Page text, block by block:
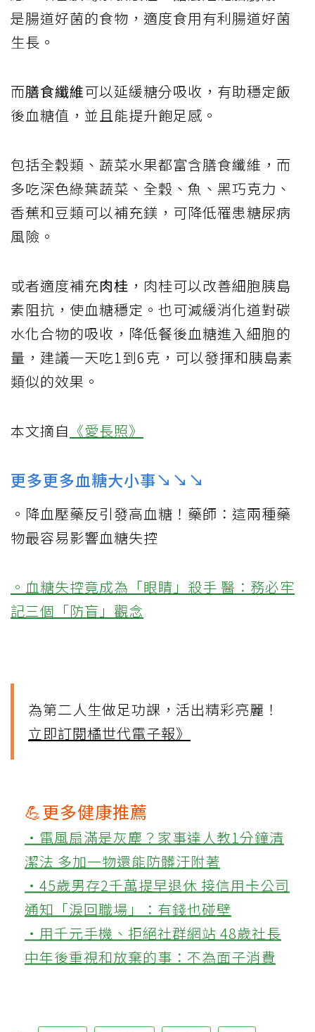
是腸道好菌的食物，適度食用有利腸道好菌
生長。
而膳食纖維可以延緩糖分吸收，有助穩定飯
後血糖值，並且能提升飽足感。
包括全穀類、蔬菜水果都富含膳食纖維，而
多吃深色綠葉蔬菜、全穀、魚、黑巧克力、
香蕉和豆類可以補充鎂，可降低罹患糖尿病
風險。
或者適度補充肉桂 ，肉桂可以改善細胞胰島
素阻抗，使血糖穩定。也可減緩消化道對碳
水化合物的吸收，降低餐後血糖進入細胞的
量，建議一天吃1到6克，可以發揮和胰島素
類似的效果。
本文摘自 《愛長照》
更多更多血糖大小事↘↘↘
。降血壓藥反引發高血糖！藥師：這兩種藥
物最容易影響血糖失控
。血糖失控竟成為「眼睛」殺手 醫：務必牢
記三個「防盲」觀念
為第二人生做足功課，活出精彩亮麗！
立即訂閱橘世代電子報》
💪更多健康推薦
‧電風扇滿是灰塵？家事達人教1分鐘清
潔法 多加一物還能防髒汙附著
‧45歲男存2千萬提早退休 接信用卡公司
通知「淚回職場」：有錢也碰壁
‧用千元手機、拒絕社群網站 48歲社長
中年後重視和放棄的事：不為面子消費